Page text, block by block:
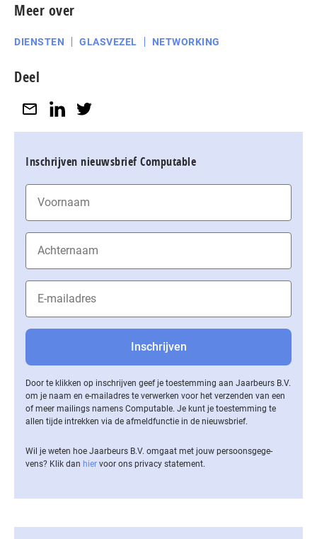
Meer over
DIENSTEN GLASVEZEL NETWORKING
Deel
Inschrijven nieuwsbrief Computable
Door te klikken op inschrijven geef je toestemming aan Jaarbeurs B.V.
om je naam en e-mailadres te verwerken voor het verzenden van een
of meer mailings namens Computable. Je kunt je toestemming te
allen tijde intrekken via de af­meld­func­tie in de nieuwsbrief.
Wil je weten hoe Jaarbeurs B.V. omgaat met jouw per­soons­ge­ge­
vens? Klik dan hier voor ons privacy statement.